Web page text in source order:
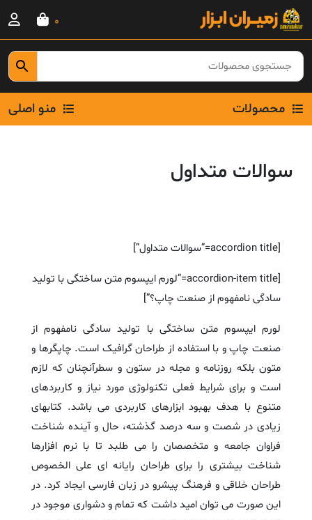
Skip
content
0
محصولات منو اصلی
سوالات متداول
[accordion title=”سوالات متداول”]
[accordion-item title=”لورم ایپسوم متن ساختگی با تولید
سادگی نامفهوم از صنعت چاپ؟”]
لورم ایپسوم متن ساختگی با تولید سادگی نامفهوم از
صنعت چاپ و با استفاده از طراحان گرافیک است. چاپگرها و
متون بلکه روزنامه و مجله در ستون و سطرآنچنان که لازم
است و برای شرایط فعلی تکنولوژی مورد نیاز و کاربردهای
متنوع با هدف بهبود ابزارهای کاربردی می باشد. کتابهای
زیادی در شصت و سه درصد گذشته، حال و آینده شناخت
فراوان جامعه و متخصصان را می طلبد تا با نرم افزارها
شناخت بیشتری را برای طراحان رایانه ای علی الخصوص
طراحان خلاقی و فرهنگ پیشرو در زبان فارسی ایجاد کرد. در
این صورت می توان امید داشت که تمام و دشواری موجود در